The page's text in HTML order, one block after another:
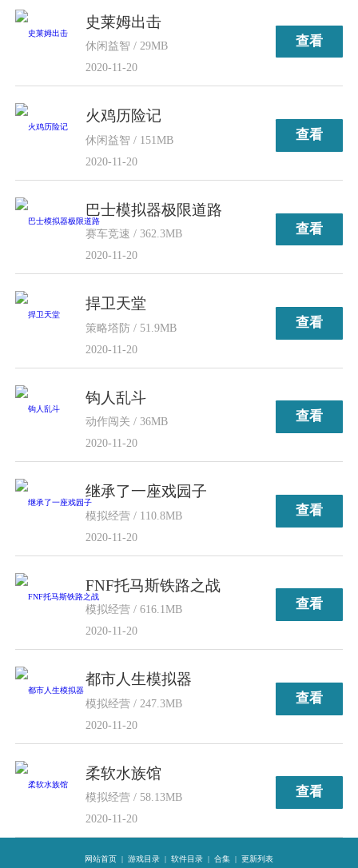
史莱姆出击
休闲益智 / 29MB
2020-11-20
查看
火鸡历险记
休闲益智 / 151MB
2020-11-20
查看
巴士模拟器极限道路
赛车竞速 / 362.3MB
2020-11-20
查看
捍卫天堂
策略塔防 / 51.9MB
2020-11-20
查看
钩人乱斗
动作闯关 / 36MB
2020-11-20
查看
继承了一座戏园子
模拟经营 / 110.8MB
2020-11-20
查看
FNF托马斯铁路之战
模拟经营 / 616.1MB
2020-11-20
查看
都市人生模拟器
模拟经营 / 247.3MB
2020-11-20
查看
柔软水族馆
模拟经营 / 58.13MB
2020-11-20
查看
网站首页 | 游戏目录 | 软件目录 | 合集 | 更新列表